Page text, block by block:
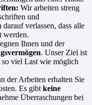
Wir arbeiten streng
und
verlassen, dass alle
werden.
Ihnen und der
. Unser Ziel ist
so viel Last wie möglich
der Arbeiten erhalten Sie
Es gibt keine
Überraschungen bei